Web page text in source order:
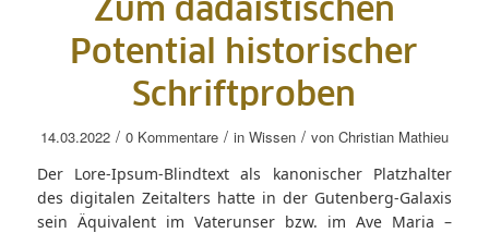
Zum dadaistischen
Potential historischer
Schriftproben
14.03.2022 / 0 Kommentare / in Wissen / von Christian Mathieu
Der Lore-Ipsum-Blindtext als kanonischer Platzhalter
des digitalen Zeitalters hatte in der Gutenberg-Galaxis
sein Äquivalent im Vaterunser bzw. im Ave Maria –